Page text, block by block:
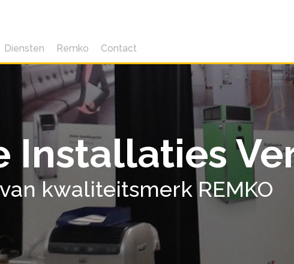
Diensten Remko Contact
Installaties
kwaliteitsmerk REMKO